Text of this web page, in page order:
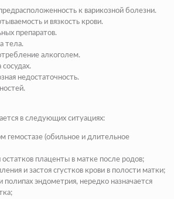
к варикозной болезни.
и вязкость крови.
препаратов.
тела.
алкоголем.
недостаточность.
в следующих ситуациях:
гемостазе (обильное и длительное
плаценты в матке после родов;
и застоя сгустков крови в полости матки;
полипах эндометрия, нередко назначается